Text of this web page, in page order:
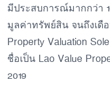
มีประสบการณ์มากกว่า
มูลค่าทรัพย์สิน จนถึงเดื
Property Valuation
ชื่อเป็น Lao Value
2019